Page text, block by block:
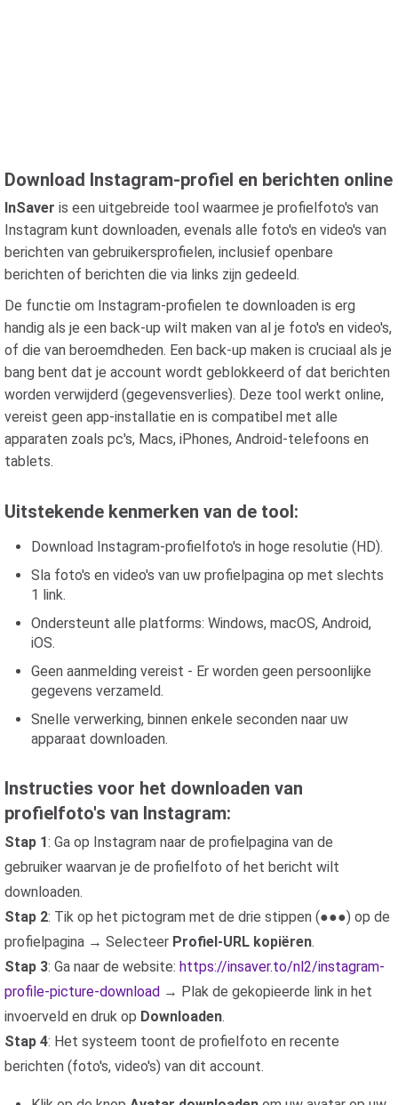
Download Instagram-profiel en berichten online
InSaver is een uitgebreide tool waarmee je profielfoto's van
Instagram kunt downloaden, evenals alle foto's en video's van
berichten van gebruikersprofielen, inclusief openbare
berichten of berichten die via links zijn gedeeld.
De functie om Instagram-profielen te downloaden is erg
handig als je een back-up wilt maken van al je foto's en video's,
of die van beroemdheden. Een back-up maken is cruciaal als je
bang bent dat je account wordt geblokkeerd of dat berichten
worden verwijderd (gegevensverlies). Deze tool werkt online,
vereist geen app-installatie en is compatibel met alle
apparaten zoals pc's, Macs, iPhones, Android-telefoons en
tablets.
Uitstekende kenmerken van de tool:
Download Instagram-profielfoto's in hoge resolutie (HD).
Sla foto's en video's van uw profielpagina op met slechts
1 link.
Ondersteunt alle platforms: Windows, macOS, Android,
iOS.
Geen aanmelding vereist - Er worden geen persoonlijke
gegevens verzameld.
Snelle verwerking, binnen enkele seconden naar uw
apparaat downloaden.
Instructies voor het downloaden van
profielfoto's van Instagram:
Stap 1: Ga op Instagram naar de profielpagina van de
gebruiker waarvan je de profielfoto of het bericht wilt
downloaden.
Stap 2: Tik op het pictogram met de drie stippen (●●●) op de
profielpagina → Selecteer Profiel-URL kopiëren.
Stap 3: Ga naar de website: https://insaver.to/nl2/instagram-
profile-picture-download → Plak de gekopieerde link in het
invoerveld en druk op Downloaden.
Stap 4: Het systeem toont de profielfoto en recente
berichten (foto's, video's) van dit account.